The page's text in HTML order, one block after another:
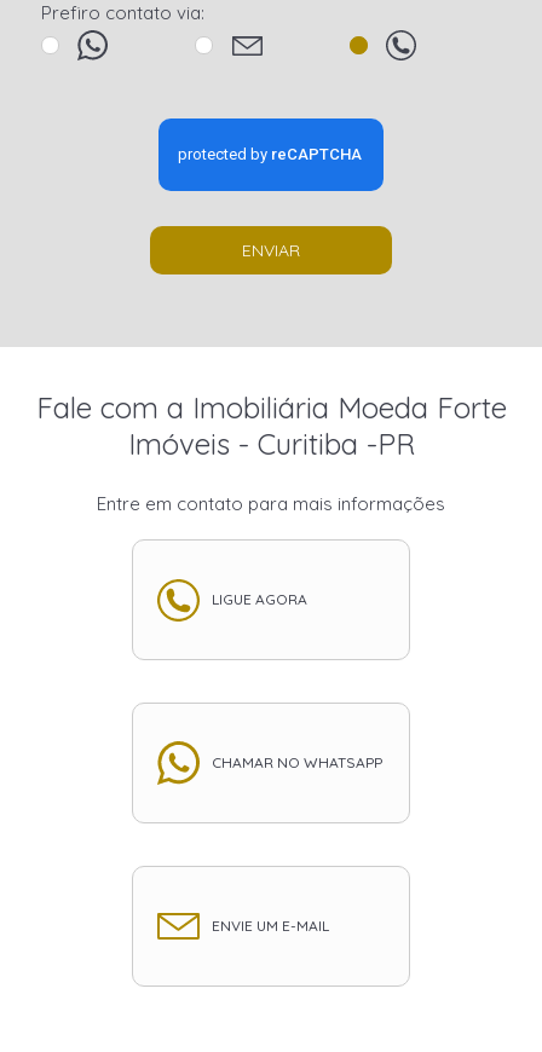
Prefiro contato via:
ENVIAR
Fale com a Imobiliária Moeda Forte
Imóveis - Curitiba -PR
Entre em contato para mais informações
LIGUE AGORA
CHAMAR NO WHATSAPP
ENVIE UM E-MAIL